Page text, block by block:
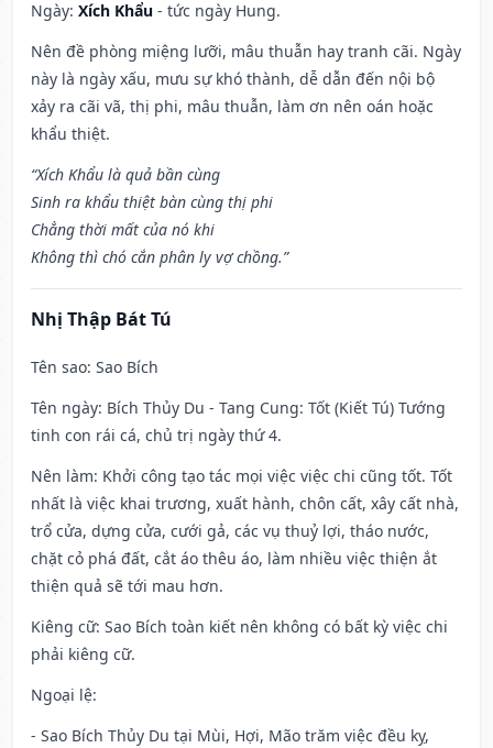
Ngày: Xích Khẩu - tức ngày Hung.
Nên đề phòng miệng lưỡi, mâu thuẫn hay tranh cãi. Ngày
này là ngày xấu, mưu sự khó thành, dễ dẫn đến nội bộ
xảy ra cãi vã, thị phi, mâu thuẫn, làm ơn nên oán hoặc
khẩu thiệt.
“Xích Khẩu là quả bần cùng
Sinh ra khẩu thiệt bàn cùng thị phi
Chẳng thời mất của nó khi
Không thì chó cắn phân ly vợ chồng.”
Nhị Thập Bát Tú
Tên sao: Sao Bích
Tên ngày: Bích Thủy Du - Tang Cung: Tốt (Kiết Tú) Tướng
tinh con rái cá, chủ trị ngày thứ 4.
Nên làm: Khởi công tạo tác mọi việc việc chi cũng tốt. Tốt
nhất là việc khai trương, xuất hành, chôn cất, xây cất nhà,
trổ cửa, dựng cửa, cưới gả, các vụ thuỷ lợi, tháo nước,
chặt cỏ phá đất, cắt áo thêu áo, làm nhiều việc thiện ắt
thiện quả sẽ tới mau hơn.
Kiêng cữ: Sao Bích toàn kiết nên không có bất kỳ việc chi
phải kiêng cữ.
Ngoại lệ:
- Sao Bích Thủy Du tại Mùi, Hợi, Mão trăm việc đều kỵ,